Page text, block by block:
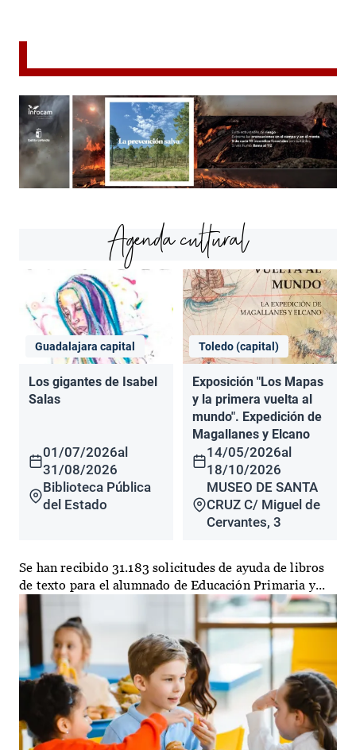
Agenda cultural
Guadalajara capital
Los gigantes de Isabel
Salas
01/07/2026al
31/08/2026
Biblioteca Pública
del Estado
Toledo (capital)
Exposición "Los Mapas
y la primera vuelta al
mundo". Expedición de
Magallanes y Elcano
14/05/2026al
18/10/2026
MUSEO DE SANTA
CRUZ C/ Miguel de
Cervantes, 3
Se han recibido 31.183 solicitudes de ayuda de libros
de texto para el alumnado de Educación Primaria y...